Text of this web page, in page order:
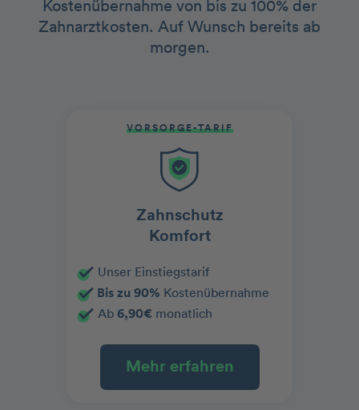
Kostenübernahme von bis zu 100% der
Zahnarztkosten. Auf Wunsch bereits ab
morgen.
VORSORGE-TARIF
Zahnschutz
Komfort
Unser Einstiegstarif
Bis zu 90% Kostenübernahme
Ab 6,90€ monatlich
Mehr erfahren